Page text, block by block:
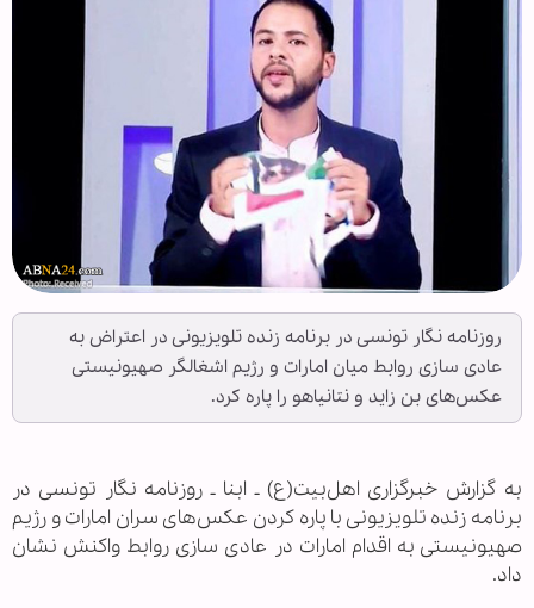
روزنامه نگار تونسی در برنامه زنده تلویزیونی در اعتراض به
عادی سازی روابط میان امارات و رژیم اشغالگر صهیونیستی
عکس‌های بن زاید و نتانیاهو را پاره کرد.
به گزارش خبرگزاری اهل‌بیت(ع) ـ ابنا ـ روزنامه نگار تونسی در
برنامه زنده تلویزیونی با پاره کردن عکس‌های سران امارات و رژیم
صهیونیستی به اقدام امارات در عادی سازی روابط واکنش نشان
داد.